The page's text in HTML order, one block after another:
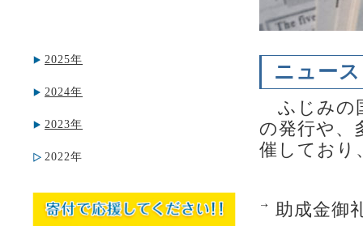
ニュー
ふじみの
の発行や、
催しており
助成金御
2025年
2024年
2023年
2022年